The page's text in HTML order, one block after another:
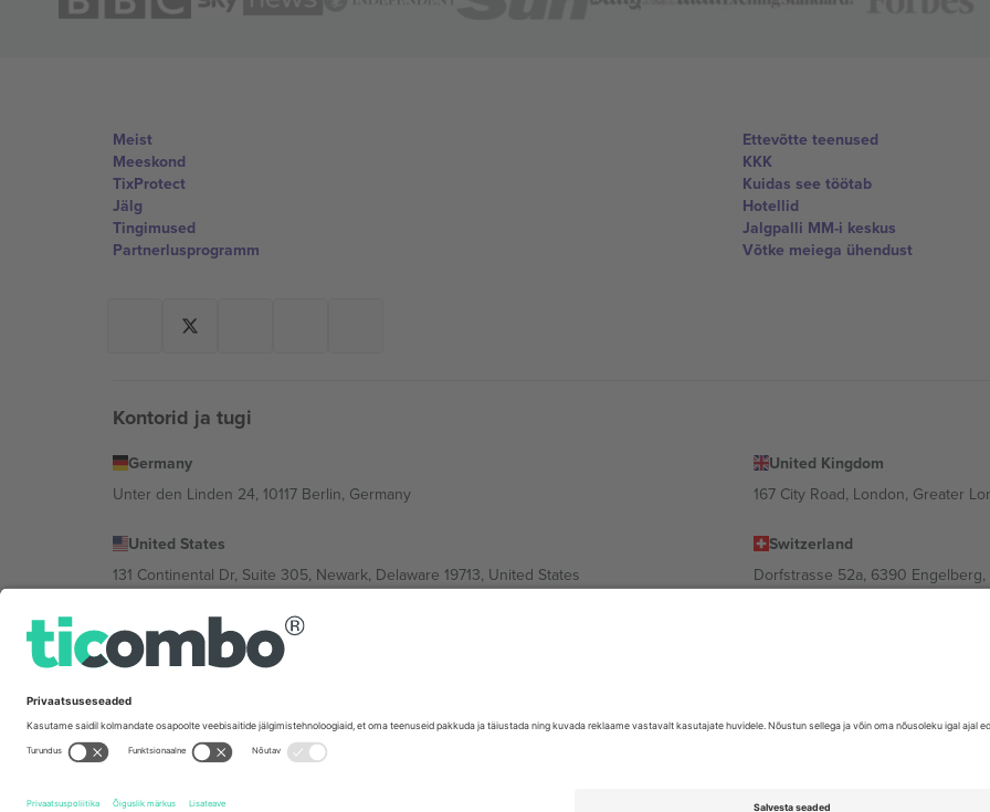
Meist
Meeskond
TixProtect
Jälg
Tingimused
Partnerlusprogramm
Ettevõtte teenused
KKK
Kuidas see töötab
Hotellid
Jalgpalli MM-i keskus
Võtke meiega ühendust
Kontorid ja tugi
Germany
Unter den Linden 24, 10117 Berlin, Germany
United Kingdom
167 City Road, London, Greater
United States
131 Continental Dr, Suite 305, Newark, Delaware 19713, United States
Switzerland
Dorfstrasse 52a, 6390 Engelberg,
Bulgaria
Regus Sofia City West, bul Totleben 53-55, 1606 Sofia, Bulgaria
Mexico
Av Chapultepec 360, Roma Norte, Cuauhtémoc, 06700 Ciudad de México, CDMX, Mexico
Tingimused.© 2026 Ticombo. Kõik õigused kaitstud.